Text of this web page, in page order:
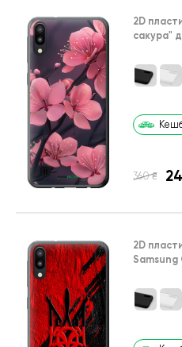
2D
сакура"
360 ₴
2D
Samsung